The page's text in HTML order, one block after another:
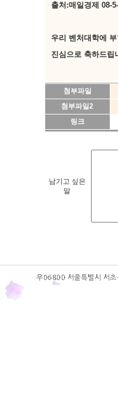
출처:매일경제 08-
우리 벤처대학에
진심으로 축하드립
첨부파일
첨부파일2
링크
남기고 싶은
말